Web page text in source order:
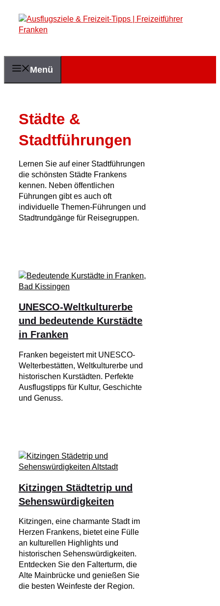
Inhalt
springen
Menü
Städte &
Stadtführungen
Lernen Sie auf einer Stadtführungen
die schönsten Städte Frankens
kennen. Neben öffentlichen
Führungen gibt es auch oft
individuelle Themen-Führungen und
Stadtrundgänge für Reisegruppen.
UNESCO-Weltkulturerbe
und bedeutende Kurstädte
in Franken
Franken begeistert mit UNESCO-
Welterbestätten, Weltkulturerbe und
historischen Kurstädten. Perfekte
Ausflugstipps für Kultur, Geschichte
und Genuss.
Kitzingen Städtetrip und
Sehenswürdigkeiten
Kitzingen, eine charmante Stadt im
Herzen Frankens, bietet eine Fülle
an kulturellen Highlights und
historischen Sehenswürdigkeiten.
Entdecken Sie den Falterturm, die
Alte Mainbrücke und genießen Sie
die besten Weinfeste der Region.